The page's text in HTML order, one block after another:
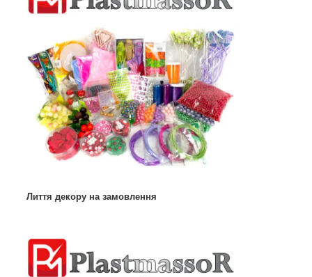
Лиття декору на замовлення